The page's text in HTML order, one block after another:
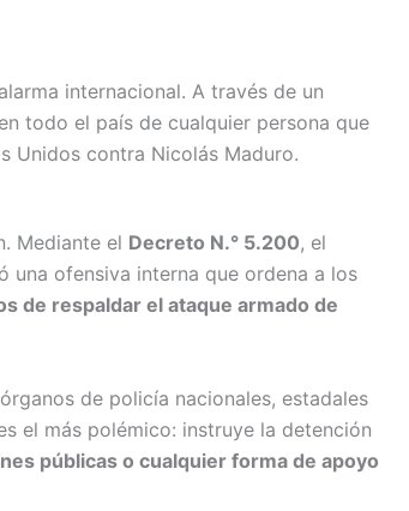
internacional. A través de un
todo el país de cualquier persona que
Unidos contra Nicolás Maduro.
Mediante el Decreto N.° 5.200, el
una ofensiva interna que ordena a los
de respaldar el ataque armado de
de policía nacionales, estadales
el más polémico: instruye la detención
públicas o cualquier forma de apoyo